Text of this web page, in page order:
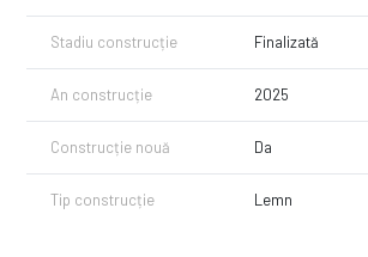
Stadiu construcție Finalizată
An construcție 2025
Construcție nouă Da
Tip construcție Lemn